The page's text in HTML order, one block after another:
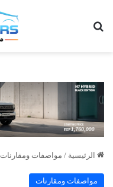
الرئيسية / مواصفات ومقارنات
مواصفات ومقارنات